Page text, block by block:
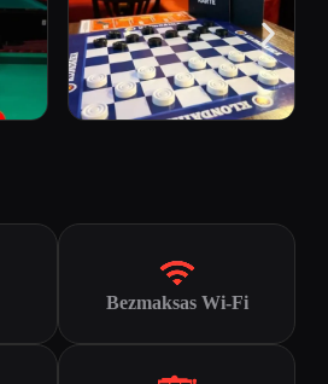
Bezmaksas Wi-Fi